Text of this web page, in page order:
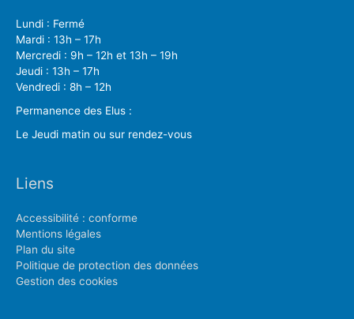
Lundi : Fermé
Mardi : 13h – 17h
Mercredi : 9h – 12h et 13h – 19h
Jeudi : 13h – 17h
Vendredi : 8h – 12h
Permanence des Elus :
Le Jeudi matin ou sur rendez-vous
Liens
Accessibilité : conforme
Mentions légales
Plan du site
Politique de protection des données
Gestion des cookies